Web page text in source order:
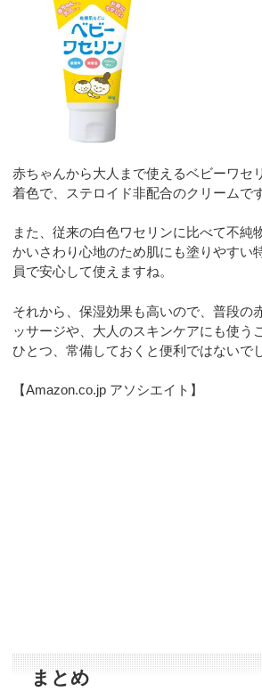
赤ちゃんから大人まで使えるベビーワセ
着色で、ステロイド非配合のクリームで
また、従来の白色ワセリンに比べて不純
かいさわり心地のため肌にも塗りやすい
員で安心して使えますね。
それから、保湿効果も高いので、普段の
ッサージや、大人のスキンケアにも使う
ひとつ、常備しておくと便利ではないで
【Amazon.co.jp アソシエイト】
まとめ